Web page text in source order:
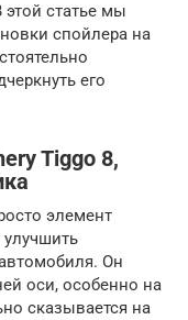
этой статье мы
спойлера на
его
Tiggo 8,
элемент
улучшить
Он
оси, особенно на
сказывается на